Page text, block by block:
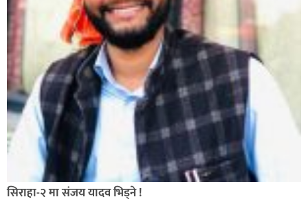
सिराहा-२ मा संजय यादव भिड्ने !